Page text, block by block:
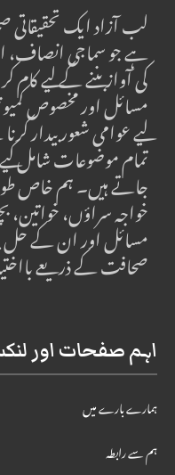
لب آزاد ایک
ہے جو سماجی انصاف،
کی آواز بننے کے لیے
مسائل اور مخصوص
لیے عوامی شعور
تمام موضوعات شامل کیے
جاتے ہیں۔ ہم خاص طور
خواجہ سراؤں، خواتین،
مسائل اور ان کے حل
صحافت کے ذریعے
اہم صفحات اور
ہمارے بارے میں
ہم سے رابطہ